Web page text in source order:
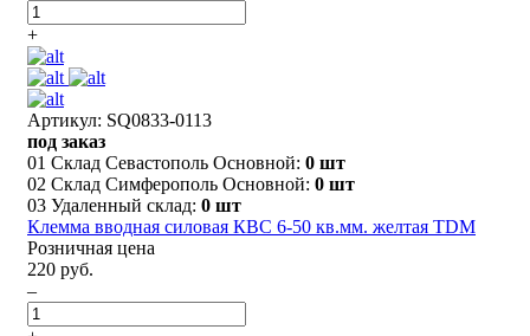
+
Артикул: SQ0833-0113
под заказ
01 Склад Севастополь Основной: 0 шт
02 Склад Симферополь Основной: 0 шт
03 Удаленный склад: 0 шт
Клемма вводная силовая КВС 6-50 кв.мм. желтая TDM
Розничная цена
220 руб.
–